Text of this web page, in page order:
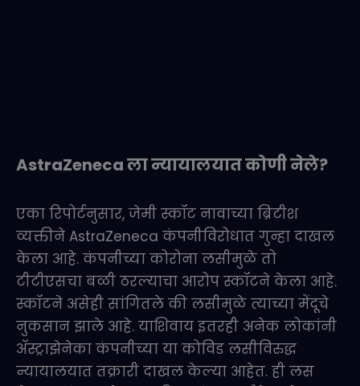
AstraZeneca ला न्यायालयात कोणी नेले?
एका रिपोर्टनुसार, जेमी स्कॉट नावाच्या ब्रिटीश
व्यक्तीने AstraZeneca कंपनीविरोधात गुन्हा दाखल
केला आहे. कंपनीच्या कोरोना लसीमुळे तो
टीटीएसचा बळी ठरल्याचा आरोप स्कॉटने केला आहे.
स्कॉटने असेही सांगितले की लसीमुळे त्याच्या मेंदूचे
नुकसान झाले आहे. याशिवाय इतरही अनेक लोकांनी
ॲस्ट्राझेनेका कंपनीच्या या कोविड लसीविरुद्ध
न्यायालयात तक्रारी दाखल केल्या आहेत. ही लस